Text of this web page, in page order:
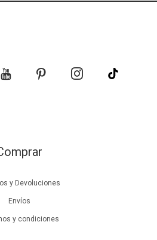
y Devoluciones
Envíos
y condiciones
  